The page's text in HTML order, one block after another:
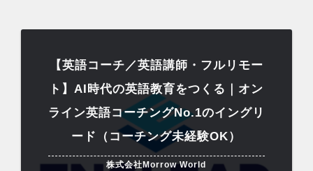
【英語コーチ／英語講師・フルリモー
ト】AI時代の英語教育をつくる｜オン
ライン英語コーチングNo.1のイングリ
ード（コーチング未経験OK）
株式会社Morrow World